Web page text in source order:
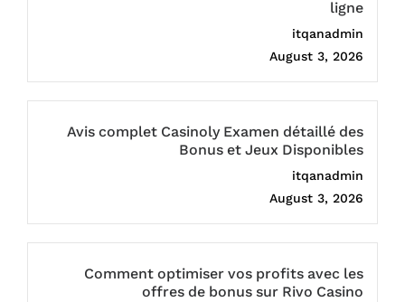
ligne
itqanadmin
August 3, 2026
Avis complet Casinoly Examen détaillé des
Bonus et Jeux Disponibles
itqanadmin
August 3, 2026
Comment optimiser vos profits avec les
offres de bonus sur Rivo Casino